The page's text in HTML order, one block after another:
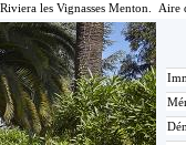
les Vignasses Menton.